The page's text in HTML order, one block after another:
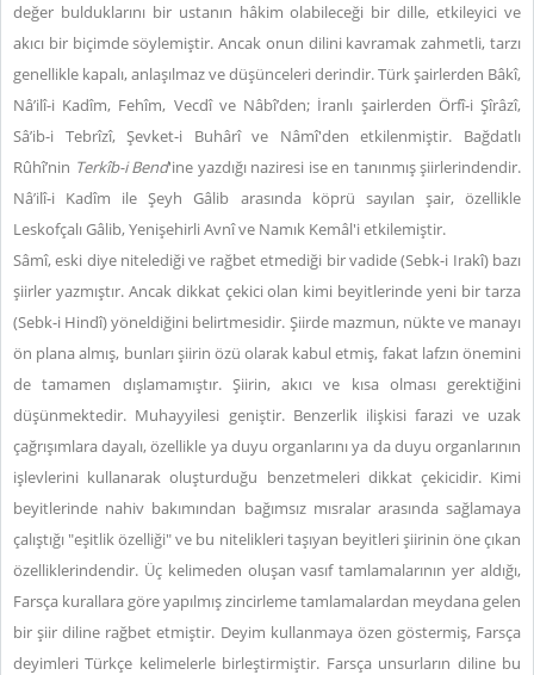
değer bulduklarını bir ustanın hâkim olabileceği bir dille, etkileyici ve
akıcı bir biçimde söylemiştir. Ancak onun dilini kavramak zahmetli, tarzı
genellikle kapalı, anlaşılmaz ve düşünceleri derindir. Türk şairlerden Bâkî,
Nâ’ilî-i Kadîm, Fehîm, Vecdî ve Nâbî’den; İranlı şairlerden Örfî-i Şîrâzî,
Sâ’ib-i Tebrîzî, Şevket-i Buhârî ve Nâmî'den etkilenmiştir. Bağdatlı
Rûhî’nin Terkîb-i Bend'ine yazdığı naziresi ise en tanınmış şiirlerindendir.
Nâ’ilî-i Kadîm ile Şeyh Gâlib arasında köprü sayılan şair, özellikle
Leskofçalı Gâlib, Yenişehirli Avnî ve Namık Kemâl'i etkilemiştir.
Sâmî, eski diye nitelediği ve rağbet etmediği bir vadide (Sebk-i Irakî) bazı
şiirler yazmıştır. Ancak dikkat çekici olan kimi beyitlerinde yeni bir tarza
(Sebk-i Hindî) yöneldiğini belirtmesidir. Şiirde mazmun, nükte ve manayı
ön plana almış, bunları şiirin özü olarak kabul etmiş, fakat lafzın önemini
de tamamen dışlamamıştır. Şiirin, akıcı ve kısa olması gerektiğini
düşünmektedir. Muhayyilesi geniştir. Benzerlik ilişkisi farazi ve uzak
çağrışımlara dayalı, özellikle ya duyu organlarını ya da duyu organlarının
işlevlerini kullanarak oluşturduğu benzetmeleri dikkat çekicidir. Kimi
beyitlerinde nahiv bakımından bağımsız mısralar arasında sağlamaya
çalıştığı "eşitlik özelliği" ve bu nitelikleri taşıyan beyitleri şiirinin öne çıkan
özelliklerindendir. Üç kelimeden oluşan vasıf tamlamalarının yer aldığı,
Farsça kurallara göre yapılmış zincirleme tamlamalardan meydana gelen
bir şiir diline rağbet etmiştir. Deyim kullanmaya özen göstermiş, Farsça
deyimleri Türkçe kelimelerle birleştirmiştir. Farsça unsurların diline bu